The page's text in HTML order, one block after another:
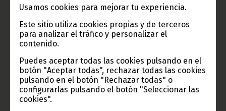
Usamos cookies para mejorar tu experiencia.
Este sitio utiliza cookies propias y de terceros
para analizar el tráfico y personalizar el
contenido.
Puedes aceptar todas las cookies pulsando en el
botón "Aceptar todas", rechazar todas las cookies
pulsando en el botón "Rechazar todas" o
configurarlas pulsando el botón "Seleccionar las
cookies".
Información de Guinea Ecuatorial
TVGE